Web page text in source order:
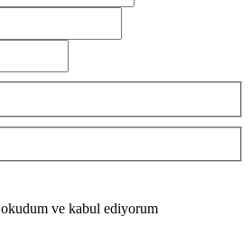
okudum ve kabul ediyorum